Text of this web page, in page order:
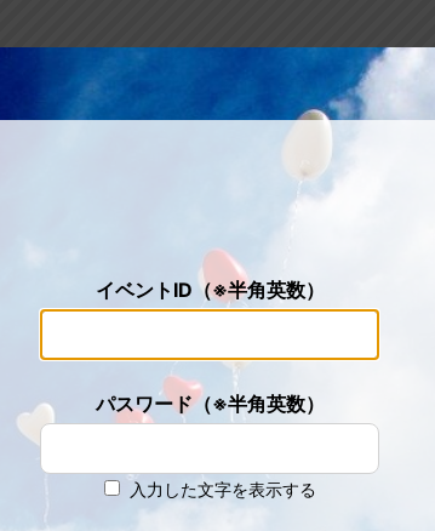
イベントID（※半角英数）
パスワード（※半角英数）
入力した文字を表示する